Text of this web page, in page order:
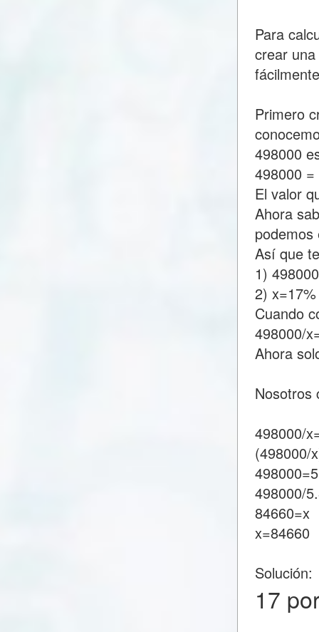
Para
crear
Primero
498000
498000
El valor
Ahora
Así que
1)
2) x=17%
Cuando
498000/
Ahora
Nosotros
498000/
(498000/
498000/
84660=x
x=84660
Solución:
17